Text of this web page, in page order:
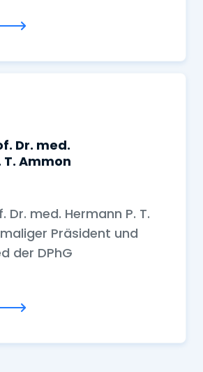
Dr. med.
T. Ammon
Dr. med. Hermann P. T.
Präsident und
der DPhG